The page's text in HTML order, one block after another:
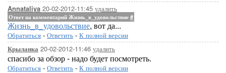
Annataliya 20-02-2012-11:45 удалить
Ответ на комментарий Жизнь_в_удовольствие #
Жизнь_в_удовольствие, вот да...
Обратиться - Ответить - К полной версии
Крыланка 20-02-2012-11:46 удалить
спасибо за обзор - надо будет посмотреть.
Обратиться - Ответить - К полной версии